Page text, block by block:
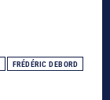
FRÉDÉRIC DEBORD